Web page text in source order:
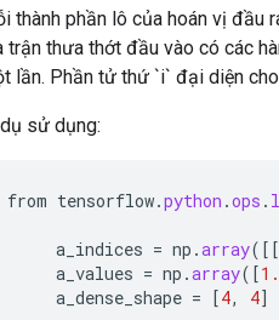
thành phần lô của hoán vị đầu
trận thưa thớt đầu vào có các
lần. Phần tử thứ `i` đại diện
sử dụng:
from tensorflow.python .ops .
a_indices = np .array( [[
a_values = np .array( [
a_dense_shape = [4, 4]